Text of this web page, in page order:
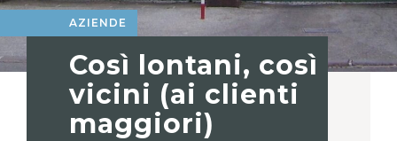
AZIENDE
Così lontani, così
vicini (ai clienti
maggiori)